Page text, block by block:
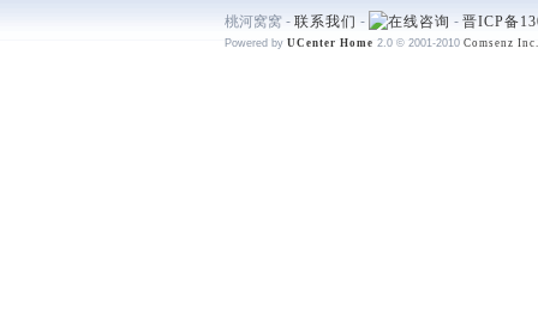
桃河窝窝 - 联系我们 - - 晋ICP备
Powered by UCenter Home 2.0 © 2001-2010 Comsenz Inc.